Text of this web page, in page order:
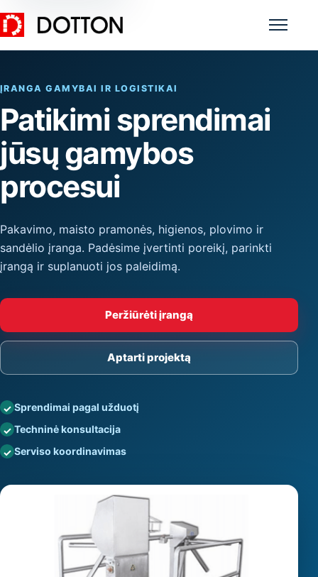
ĮRANGA GAMYBAI IR LOGISTIKAI
Patikimi sprendimai
jūsų gamybos
procesui
Pakavimo, maisto pramonės, higienos, plovimo ir
sandėlio įranga. Padėsime įvertinti poreikį, parinkti
įrangą ir suplanuoti jos paleidimą.
Peržiūrėti įrangą
Aptarti projektą
Sprendimai pagal užduotį
Techninė konsultacija
Serviso koordinavimas